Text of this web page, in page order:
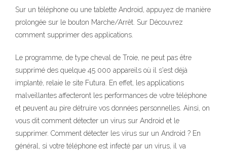
Sur un téléphone ou une tablette Android, appuyez de manière
prolongée sur le bouton Marche/Arrêt. Sur Découvrez
comment supprimer des applications.
Le programme, de type cheval de Troie, ne peut pas être
supprimé des quelque 45 000 appareils où il s'est déjà
implanté, relaie le site Futura. En effet, les applications
malveillantes affecteront les performances de votre téléphone
et peuvent au pire détruire vos données personnelles. Ainsi, on
vous dit comment détecter un virus sur Android et le
supprimer. Comment détecter les virus sur un Android ? En
général, si votre téléphone est infecté par un virus, il va